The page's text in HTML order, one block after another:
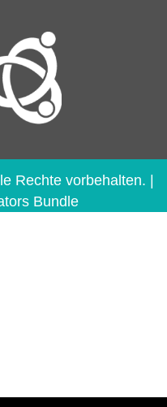
Rechte vorbehalten. |
Bundle